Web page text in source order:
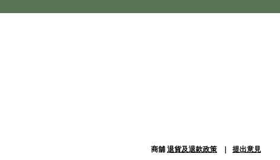
商舖 退貨及退款政策 提出意見